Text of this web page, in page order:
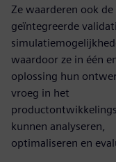
Ze waarderen ook de
geïntegreerde
waardoor ze in één
oplossing hun
vroeg in het
kunnen analyseren,
optimaliseren en